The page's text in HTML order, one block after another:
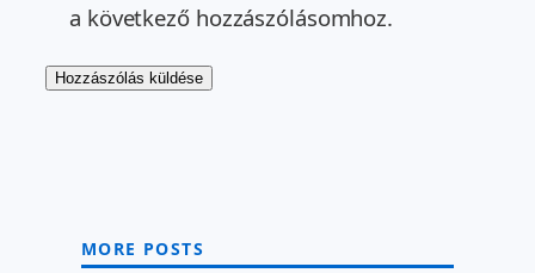
a következő hozzászólásomhoz.
MORE POSTS